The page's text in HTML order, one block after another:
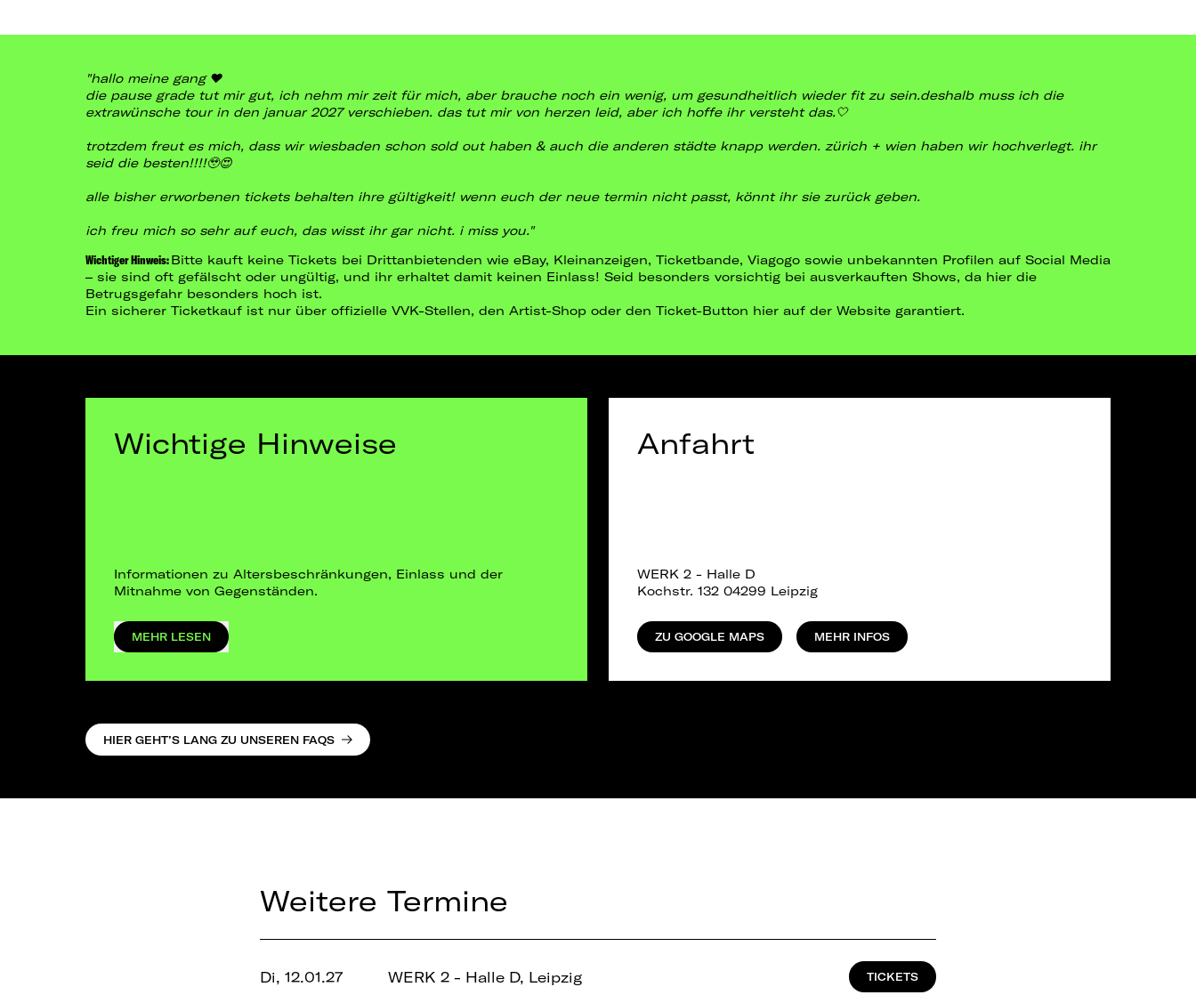
"hallo meine gang ❤️
die pause grade tut mir gut, ich nehm mir zeit für mich, aber brauche noch ein wenig, um gesundheitlich wieder fit zu sein.deshalb muss ich die
extrawünsche tour in den januar 2027 verschieben. das tut mir von herzen leid, aber ich hoffe ihr versteht das.🤍
trotzdem freut es mich, dass wir wiesbaden schon sold out haben & auch die anderen städte knapp werden. zürich + wien haben wir hochverlegt. ihr
seid die besten!!!!🥹😍
alle bisher erworbenen tickets behalten ihre gültigkeit! wenn euch der neue termin nicht passt, könnt ihr sie zurück geben.
ich freu mich so sehr auf euch, das wisst ihr gar nicht. i miss you."
Wichtiger Hinweis:Bitte kauft keine Tickets bei Drittanbietenden wie eBay, Kleinanzeigen, Ticketbande, Viagogo sowie unbekannten Profilen auf Social Media
– sie sind oft gefälscht oder ungültig, und ihr erhaltet damit keinen Einlass! Seid besonders vorsichtig bei ausverkauften Shows, da hier die
Betrugsgefahr besonders hoch ist.
Ein sicherer Ticketkauf ist nur über offizielle VVK-Stellen, den Artist-Shop oder den Ticket-Button hier auf der Website garantiert.
Wichtige Hinweise
Informationen zu Altersbeschränkungen, Einlass und der
Mitnahme von Gegenständen.
MEHR LESEN
Anfahrt
WERK 2 - Halle D
Kochstr. 132 04299 Leipzig
ZU GOOGLE MAPS MEHR INFOS
HIER GEHT’S LANG ZU UNSEREN FAQS
Weitere Termine
Di, 12.01.27 WERK 2 - Halle D, Leipzig TICKETS